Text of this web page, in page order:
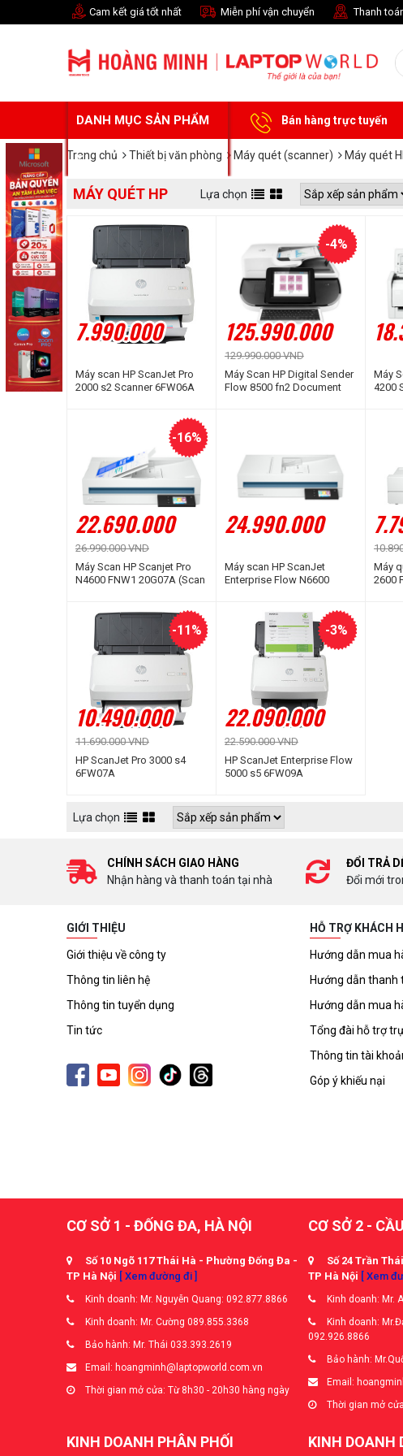
Cam kết giá tốt nhất Miễn phí vận chuyển Thanh
DANH MỤC SẢN PHẨM Bán hàng trực tuyến
Trang chủ Thiết bị văn phòng Máy quét (scanner) Máy quét
MÁY QUÉT HP Lựa chọn
7.990.000
Máy scan HP ScanJet Pro
2000 s2 Scanner 6FW06A
125.990.000
129.990.000 VND
-4%
Máy Scan HP Digital Sender
Flow 8500 fn2 Document
Máy
4200
22.690.000
26.990.000 VND
-16%
Máy Scan HP Scanjet Pro
N4600 FNW1 20G07A (Scan
24.990.000
Máy scan HP ScanJet
Enterprise Flow N6600
A4 | A5 | USB | LAN | WIFI)
Máy
2600
10.490.000
11.690.000 VND
-11%
HP ScanJet Pro 3000 s4
6FW07A
22.090.000
22.590.000 VND
-3%
HP ScanJet Enterprise Flow
5000 s5 6FW09A
Lựa chọn
CHÍNH SÁCH GIAO HÀNG
Nhận hàng và thanh toán tại nhà
ĐỔI TRẢ
Đổi mới
GIỚI THIỆU
Giới thiệu về công ty
Thông tin liên hệ
Thông tin tuyển dụng
Tin tức
HỖ TRỢ KHÁCH
Hướng dẫn mua
Hướng dẫn thanh
Hướng dẫn mua
Tổng đài hỗ trợ
Thông tin tài
Góp ý khiếu nại
CƠ SỞ 1 - ĐỐNG ĐA, HÀ NỘI
Số 10 Ngõ 117 Thái Hà - Phường Đống Đa -
TP Hà Nội [ Xem đường đi ]
Kinh doanh: Mr. Nguyễn Quang: 092.877.8866
Kinh doanh: Mr. Cường 089.855.3368
Bảo hành: Mr. Thái 033.393.2619
Email: hoangminh@laptopworld.com.vn
Thời gian mở cửa: Từ 8h30 - 20h30 hàng ngày
CƠ SỞ 2 -
Số 24 Trần
TP Hà Nội [ Xem
Kinh doanh: Mr.
Kinh doanh:
092.926.8866
Bảo hành:
Email:
Thời gian mở
KINH DOANH PHÂN PHỐI KINH DOANH